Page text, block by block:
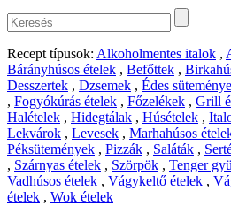
Recept típusok: Alkoholmentes italok ,
Bárányhúsos ételek , Befőttek ,
Desszertek , Dzsemek , Édes
, Fogyókúrás ételek , Főzelékek , Grill
Halételek , Hidegtálak , Húsételek ,
Lekvárok , Levesek , Marhahúsos
Péksütemények , Pizzák , Saláták ,
, Szárnyas ételek , Szörpök , Tenger
Vadhúsos ételek , Vágykeltő ételek ,
ételek , Wok ételek